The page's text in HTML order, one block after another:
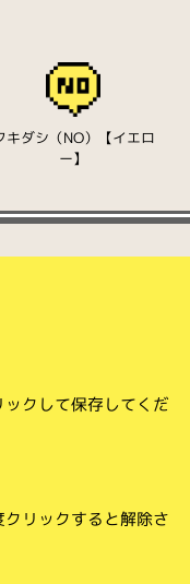
キダシ（NO）【イエロ
ー】
クして保存してくだ
リックすると解除さ